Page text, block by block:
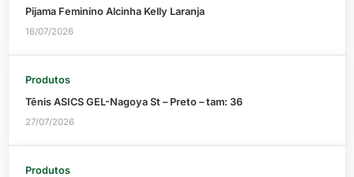
Pijama Feminino Alcinha Kelly Laranja
16/07/2026
Produtos
Tênis ASICS GEL-Nagoya St – Preto – tam: 36
27/07/2026
Produtos